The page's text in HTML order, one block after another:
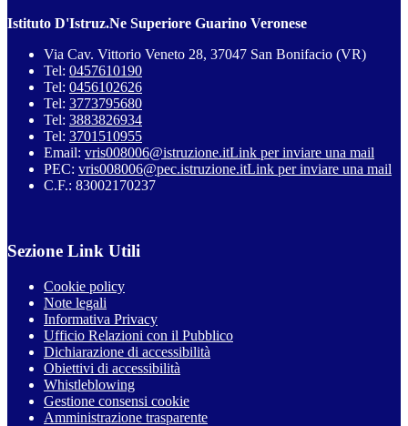
Istituto D'Istruz.Ne Superiore Guarino Veronese
Via Cav. Vittorio Veneto 28, 37047 San Bonifacio (VR)
Tel: 0457610190
Tel: 0456102626
Tel: 3773795680
Tel: 3883826934
Tel: 3701510955
Email: vris008006@istruzione.itLink per inviare una mail
PEC: vris008006@pec.istruzione.itLink per inviare una mail
C.F.: 83002170237
Sezione Link Utili
Cookie policy
Note legali
Informativa Privacy
Ufficio Relazioni con il Pubblico
Dichiarazione di accessibilità
Obiettivi di accessibilità
Whistleblowing
Gestione consensi cookie
Amministrazione trasparente